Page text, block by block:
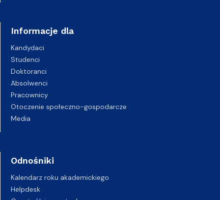
Informacje dla
Kandydaci
Studenci
Doktoranci
Absolwenci
Pracownicy
Otoczenie społeczno-gospodarcze
Media
Odnośniki
Kalendarz roku akademickiego
Helpdesk